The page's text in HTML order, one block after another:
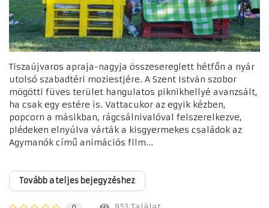
Tiszaújvaros apraja-nagyja összesereglett hétfőn a nyár
utolsó szabadtéri moziestjére. A Szent István szobor
mögötti füves terület hangulatos piknikhellyé avanzsált,
ha csak egy estére is. Vattacukor az egyik kézben,
popcorn a másikban, rágcsálnivalóval felszerelkezve,
plédeken elnyúlva várták a kisgyermekes családok az
Agymanók című animációs film...
Tovább a teljes bejegyzéshez